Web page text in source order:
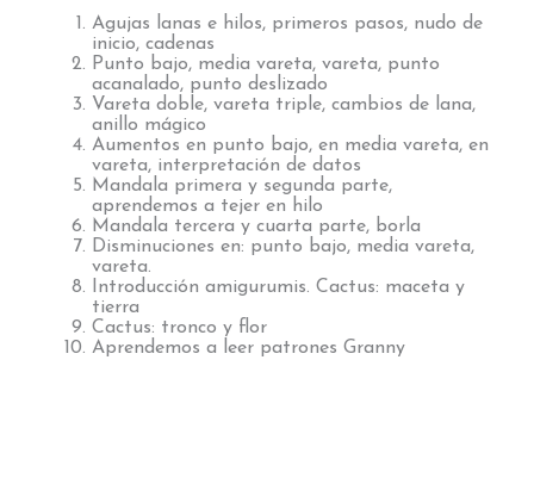
Agujas lanas e hilos, primeros pasos, nudo de
inicio, cadenas
Punto bajo, media vareta, vareta, punto
acanalado, punto deslizado
Vareta doble, vareta triple, cambios de lana,
anillo mágico
Aumentos en punto bajo, en media vareta, en
vareta, interpretación de datos
Mandala primera y segunda parte,
aprendemos a tejer en hilo
Mandala tercera y cuarta parte, borla
Disminuciones en: punto bajo, media vareta,
vareta.
Introducción amigurumis. Cactus: maceta y
tierra
Cactus: tronco y flor
Aprendemos a leer patrones Granny